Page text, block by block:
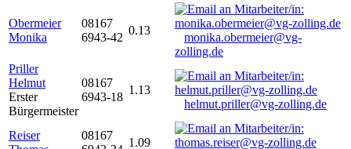
Obermeier
Monika
08167
6943-42
0.13
monika.obermeier@vg-
zolling.de
Priller
Helmut
Erster
Bürgermeister
08167
6943-18
1.13
helmut.priller@vg-zolling.de
Reiser
08167
1.09